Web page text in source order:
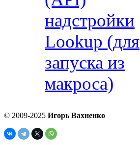
надстройки
Lookup (для
запуска из
макроса)
© 2009-2025 Игорь Вахненко